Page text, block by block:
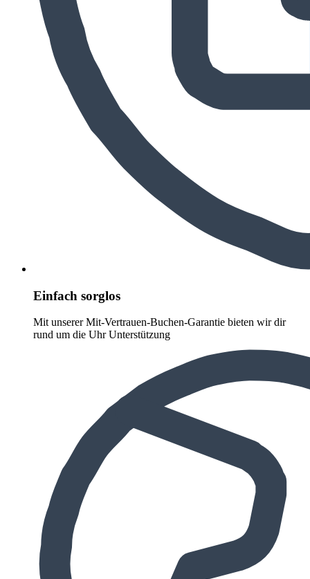
Einfach sorglos
Mit unserer Mit-Vertrauen-Buchen-Garantie bieten wir dir
rund um die Uhr Unterstützung